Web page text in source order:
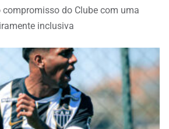
do Clube com uma
inclusiva